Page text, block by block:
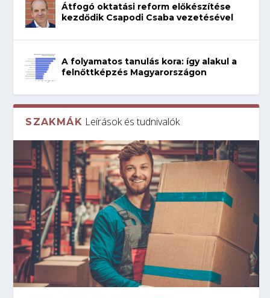
Átfogó oktatási reform előkészítése
kezdődik Csapodi Csaba vezetésével
A folyamatos tanulás kora: így alakul a
felnőttképzés Magyarországon
SZAKMÁK Leírások és tudnivalók